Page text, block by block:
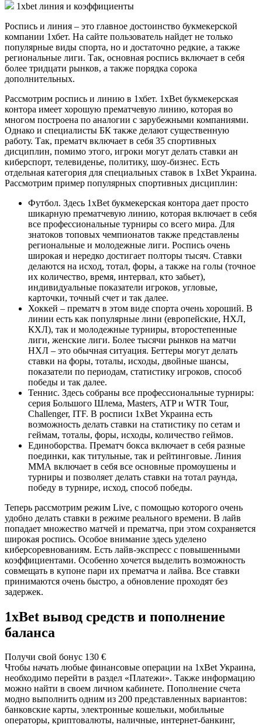
1xbet линия и коэффициенты
Роспись и линия – это главное достоинство букмекерской
компании 1хбет. На сайте пользователь найдет не только
популярные виды спорта, но и достаточно редкие, а также
региональные лиги. Так, основная роспись включает в себя
более тридцати рынков, а также порядка сорока
дополнительных.
Рассмотрим роспись и линию в 1хбет. 1xBet букмекерская
контора имеет хорошую прематчевую линию, которая во
многом построена по аналогии с зарубежными компаниями.
Однако и специалисты БК также делают существенную
работу. Так, прематч включает в себя 35 спортивных
дисциплин, помимо этого, игроки могут делать ставки ан
киберспорт, телевиденье, политику, шоу-бизнес. Есть
отдельная категория для специальных ставок в 1xBet Украина.
Рассмотрим пример популярных спортивных дисциплин:
Футбол. Здесь 1xBet букмекерская контора дает просто
шикарную прематчевую линию, которая включает в себя
все профессиональные турниры со всего мира. Для
знатоков топовых чемпионатов также представлены
региональные и молодежные лиги. Роспись очень
широкая и нередко достигает полторы тысяч. Ставки
делаются на исход, тотал, форы, а также на голы (точное
их количество, время, интервал, кто забьет),
индивидуальные показатели игроков, угловые,
карточки, точный счет и так далее.
Хоккей – прематч в этом виде спорта очень хороший. В
линии есть как популярные лини (европейские, НХЛ,
КХЛ), так и молодежные турниры, второстепенные
лиги, женские лиги. Более тысячи рынков на матчи
НХЛ – это обычная ситуация. Беттеры могут делать
ставки на форы, тоталы, исходы, двойные шансы,
показатели по периодам, статистику игроков, способ
победы и так далее.
Теннис. Здесь собраны все профессиональные турниры:
серия Большого Шлема, Masters, ATP и WTR Tour,
Challenger, ITF. В росписи 1xBet Украина есть
возможность делать ставки на статистику по сетам и
геймам, тоталы, форы, исходы, количество геймов.
Единоборства. Прематч бокса включает в себя разные
поединки, как титульные, так и рейтинговые. Линия
ММА включает в себя все основные промоушены и
турниры и позволяет делать ставки на тотал раунда,
победу в турнире, исход, способ победы.
Теперь рассмотрим режим Live, с помощью которого очень
удобно делать ставки в режиме реального времени. В лайв
попадает множество матчей и прематча, при этом сохраняется
широкая роспись. Особое внимание здесь уделено
киберсоревнованиям. Есть лайв-экспресс с повышенными
коэффициентами. Особенно хочется выделить возможность
совмещать в купоне пари их прематча и лайва. Все ставки
принимаются очень быстро, а обновление проходят без
задержек.
1xBet вывод средств и пополнение
баланса
Получи свой бонус 130 €
Чтобы начать любые финансовые операции на 1xBet Украина,
необходимо перейти в раздел «Платежи». Также информацию
можно найти в своем личном кабинете. Пополнение счета
модно выполнить одним из 200 представленных вариантов:
банковские карты, электронные кошельки, мобильные
операторы, криптовалюты, наличные, интернет-банкинг,